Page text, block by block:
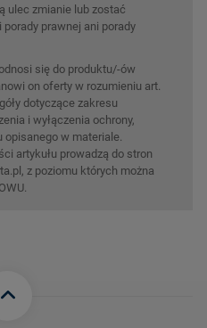
ulec zmianie lub zostać
prawnej ani porady
się do produktu/-ów
on oferty w rozumieniu art.
dotyczące zakresu
i wyłączenia ochrony,
opisanego w materiale.
artykułu prowadzą do stron
z poziomu których można